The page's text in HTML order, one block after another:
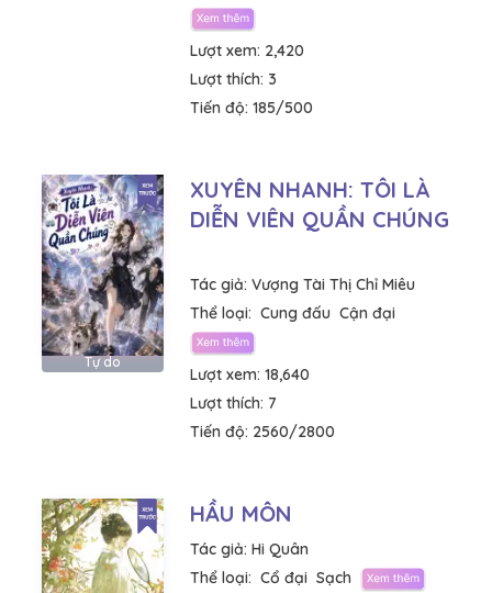
Lượt xem: 2,420
Lượt thích: 3
Tiến độ: 185/500
Tự do
XUYÊN NHANH: TÔI LÀ
DIỄN VIÊN QUẦN CHÚNG
Tác giả: Vượng Tài Thị Chỉ Miêu
Thể loại: Cung đấu Cận đại
Lượt xem: 18,640
Lượt thích: 7
Tiến độ: 2560/2800
HẦU MÔN
Tác giả: Hi Quân
Thể loại: Cổ đại Sạch